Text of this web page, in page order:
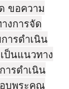
ขอความ
งการจัด
ารดำเนิน
ป็นแนวทาง
ารดำเนิน
บพระคุณ